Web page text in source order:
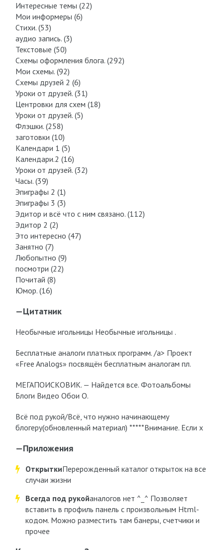
Интересные темы (22)
Мои информеры (6)
Стихи. (53)
аудио запись. (3)
Текстовые (50)
Схемы оформления блога. (292)
Мои схемы. (92)
Схемы друзей 2 (6)
Уроки от друзей. (31)
Центровки для схем (18)
Уроки от друзей. (5)
Флэшки. (258)
заготовки (10)
Календари 1 (5)
Календари.2 (16)
Уроки от друзей. (32)
Часы. (39)
Эпиграфы 2 (1)
Эпиграфы 3 (3)
Эдитор и всё что с ним связано. (112)
Эдитор 2 (2)
Это интересно (47)
Занятно (7)
Любопытно (9)
посмотри (22)
Почитай (8)
Юмор. (16)
—Цитатник
Необычные игольницы Необычные игольницы .
Бесплатные аналоги платных программ. /a> Проект
«Free Analogs» посвящён бесплатным аналогам пл.
МЕГАПОИСКОВИК. — Найдется все. Фотоальбомы
Блоги Видео Обои О.
Всё под рукой/Всё, что нужно начинающему
блогеру(обновленный материал) *****Внимание. Если х
—Приложения
ОткрыткиПерерожденный каталог открыток на все
случаи жизни
Всегда под рукойаналогов нет ^_^ Позволяет
вставить в профиль панель с произвольным Html-
кодом. Можно разместить там банеры, счетчики и
прочее